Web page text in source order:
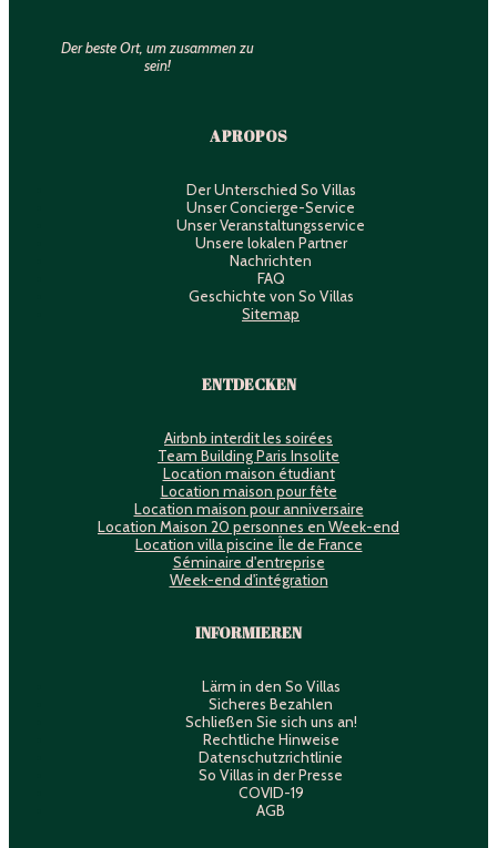
Der beste Ort, um zusammen zu
sein!
A PROPOS
Der Unterschied So Villas
Unser Concierge-Service
Unser Veranstaltungsservice
Unsere lokalen Partner
Nachrichten
FAQ
Geschichte von So Villas
Sitemap
ENTDECKEN
Airbnb interdit les soirées
Team Building Paris Insolite
Location maison étudiant
Location maison pour fête
Location maison pour anniversaire
Location Maison 20 personnes en Week-end
Location villa piscine Île de France
Séminaire d'entreprise
Week-end d'intégration
INFORMIEREN
Lärm in den So Villas
Sicheres Bezahlen
Schließen Sie sich uns an!
Rechtliche Hinweise
Datenschutzrichtlinie
So Villas in der Presse
COVID-19
AGB